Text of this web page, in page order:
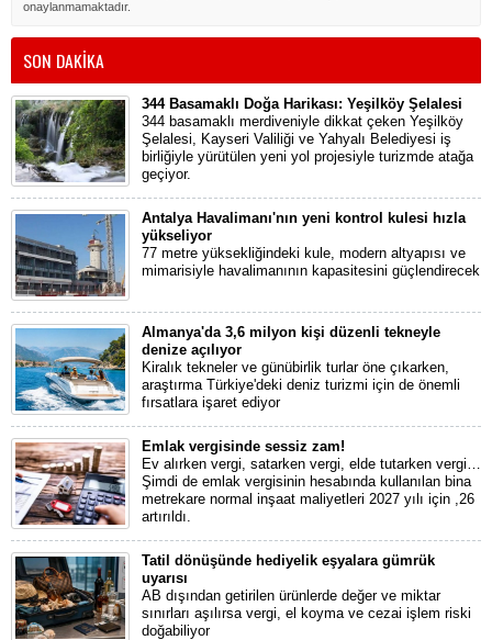
onaylanmamaktadır.
SON DAKİKA
344 Basamaklı Doğa Harikası: Yeşilköy Şelalesi
344 basamaklı merdiveniyle dikkat çeken Yeşilköy
Şelalesi, Kayseri Valiliği ve Yahyalı Belediyesi iş
birliğiyle yürütülen yeni yol projesiyle turizmde atağa
geçiyor.
Antalya Havalimanı'nın yeni kontrol kulesi hızla
yükseliyor
77 metre yüksekliğindeki kule, modern altyapısı ve
mimarisiyle havalimanının kapasitesini güçlendirecek
Almanya'da 3,6 milyon kişi düzenli tekneyle
denize açılıyor
Kiralık tekneler ve günübirlik turlar öne çıkarken,
araştırma Türkiye'deki deniz turizmi için de önemli
fırsatlara işaret ediyor
Emlak vergisinde sessiz zam!
Ev alırken vergi, satarken vergi, elde tutarken vergi…
Şimdi de emlak vergisinin hesabında kullanılan bina
metrekare normal inşaat maliyetleri 2027 yılı için ,26
artırıldı.
Tatil dönüşünde hediyelik eşyalara gümrük
uyarısı
AB dışından getirilen ürünlerde değer ve miktar
sınırları aşılırsa vergi, el koyma ve cezai işlem riski
doğabiliyor